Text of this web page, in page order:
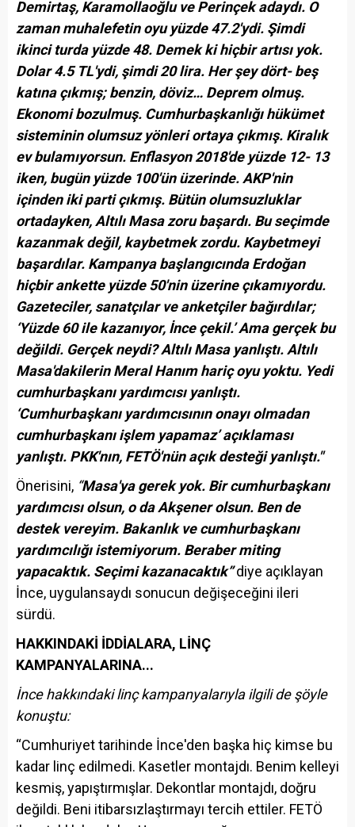
Demirtaş, Karamollaoğlu ve Perinçek adaydı. O
zaman muhalefetin oyu yüzde 47.2'ydi. Şimdi
ikinci turda yüzde 48. Demek ki hiçbir artısı yok.
Dolar 4.5 TL'ydi, şimdi 20 lira. Her şey dört- beş
katına çıkmış; benzin, döviz… Deprem olmuş.
Ekonomi bozulmuş. Cumhurbaşkanlığı hükümet
sisteminin olumsuz yönleri ortaya çıkmış. Kiralık
ev bulamıyorsun. Enflasyon 2018'de yüzde 12- 13
iken, bugün yüzde 100'ün üzerinde. AKP'nin
içinden iki parti çıkmış. Bütün olumsuzluklar
ortadayken, Altılı Masa zoru başardı. Bu seçimde
kazanmak değil, kaybetmek zordu. Kaybetmeyi
başardılar. Kampanya başlangıcında Erdoğan
hiçbir ankette yüzde 50'nin üzerine çıkamıyordu.
Gazeteciler, sanatçılar ve anketçiler bağırdılar;
‘Yüzde 60 ile kazanıyor, İnce çekil.’ Ama gerçek bu
değildi. Gerçek neydi? Altılı Masa yanlıştı. Altılı
Masa'dakilerin Meral Hanım hariç oyu yoktu. Yedi
cumhurbaşkanı yardımcısı yanlıştı.
‘Cumhurbaşkanı yardımcısının onayı olmadan
cumhurbaşkanı işlem yapamaz’ açıklaması
yanlıştı. PKK'nın, FETÖ'nün açık desteği yanlıştı."
Önerisini, “Masa'ya gerek yok. Bir cumhurbaşkanı
yardımcısı olsun, o da Akşener olsun. Ben de
destek vereyim. Bakanlık ve cumhurbaşkanı
yardımcılığı istemiyorum. Beraber miting
yapacaktık. Seçimi kazanacaktık”diye açıklayan
İnce, uygulansaydı sonucun değişeceğini ileri
sürdü.
HAKKINDAKİ İDDİALARA, LİNÇ
KAMPANYALARINA...
İnce hakkındaki linç kampanyalarıyla ilgili de şöyle
konuştu:
“Cumhuriyet tarihinde İnce'den başka hiç kimse bu
kadar linç edilmedi. Kasetler montajdı. Benim kelleyi
kesmiş, yapıştırmışlar. Dekontlar montajdı, doğru
değildi. Beni itibarsızlaştırmayı tercih ettiler. FETÖ